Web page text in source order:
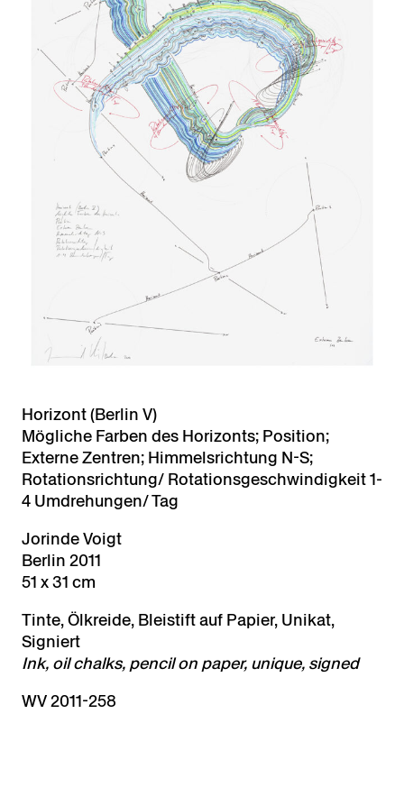
Horizont (Berlin V)
Mögliche Farben des Horizonts; Position;
Externe Zentren; Himmelsrichtung N-S;
Rotationsrichtung/ Rotationsgeschwindigkeit 1-
4 Umdrehungen/ Tag
Jorinde Voigt
Berlin 2011
51 x 31 cm
Tinte, Ölkreide, Bleistift auf Papier, Unikat,
Signiert
Ink, oil chalks, pencil on paper, unique, signed
WV 2011-258